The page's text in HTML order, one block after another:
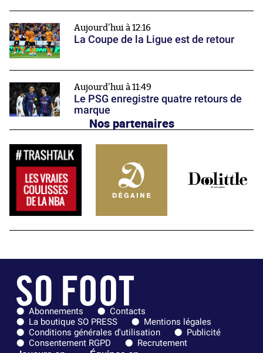
Aujourd'hui à 12:16
La Coupe de la Ligue est de retour
Aujourd'hui à 11:49
Le PSG enregistre quatre retours de
marque
Nos partenaires
Abonnements
Contacts
La boutique SO PRESS
Mentions légales
Conditions générales d'utilisation
Publicité
Consentement RGPD
Recrutement